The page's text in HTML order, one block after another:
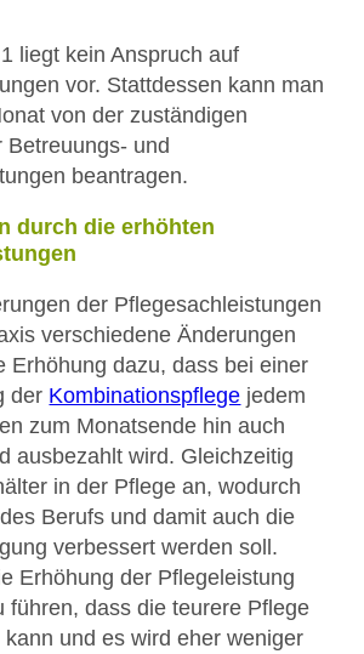
liegt kein Anspruch auf
vor. Stattdessen kann man
von der zuständigen
Betreuungs- und
beantragen.
durch die erhöhten
der Pflegesachleistungen
verschiedene Änderungen
Erhöhung dazu, dass bei einer
der Kombinationspflege jedem
zum Monatsende hin auch
ausbezahlt wird. Gleichzeitig
in der Pflege an, wodurch
Berufs und damit auch die
verbessert werden soll.
Erhöhung der Pflegeleistung
führen, dass die teurere Pflege
und es wird eher weniger